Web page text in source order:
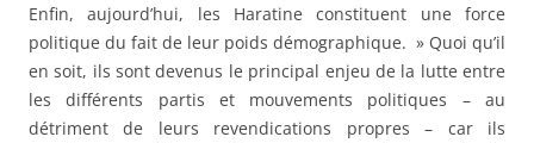
Enfin, aujourd’hui, les Haratine constituent une force
politique du fait de leur poids démographique. » Quoi qu’il
en soit, ils sont devenus le principal enjeu de la lutte entre
les différents partis et mouvements politiques – au
détriment de leurs revendications propres – car ils